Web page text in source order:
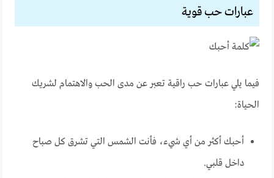
عبارات حب قوية
فيما يلي عبارات حب راقية تعبر عن مدى الحب والاهتمام لشريك
الحياة:
أحبك أكثر من أي شيء، فأنت الشمس التي تشرق كل صباح
داخل قلبي.